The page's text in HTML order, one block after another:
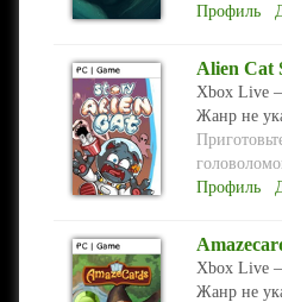
Профиль
Alien Cat
Xbox Live
Жанр не
Профиль
Xbox Live
Жанр не